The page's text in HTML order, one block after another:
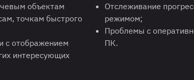
объектам
точкам быстрого
с отображением
интересующих
Отслеживание
режимом;
Проблемы с
ПК.